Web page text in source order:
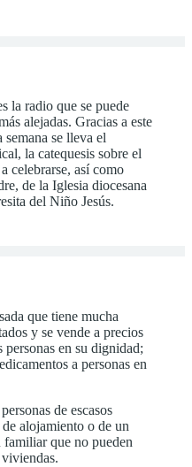
la radio que se puede
alejadas. Gracias a este
semana se lleva el
la catequesis sobre el
celebrarse, así como
de la Iglesia diocesana
del Niño Jesús.
que tiene mucha
y se vende a precios
en su dignidad;
a personas en
de escasos
alojamiento o de un
que no pueden